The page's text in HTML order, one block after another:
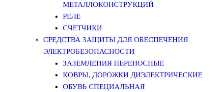
МЕТАЛЛОКОНСТРУКЦИЙ
РЕЛЕ
СЧЕТЧИКИ
СРЕДСТВА ЗАЩИТЫ ДЛЯ ОБЕСПЕЧЕНИЯ
ЭЛЕКТРОБЕЗОПАСНОСТИ
ЗАЗЕМЛЕНИЯ ПЕРЕНОСНЫЕ
КОВРЫ, ДОРОЖКИ ДИЭЛЕКТРИЧЕСКИЕ
ОБУВЬ СПЕЦИАЛЬНАЯ